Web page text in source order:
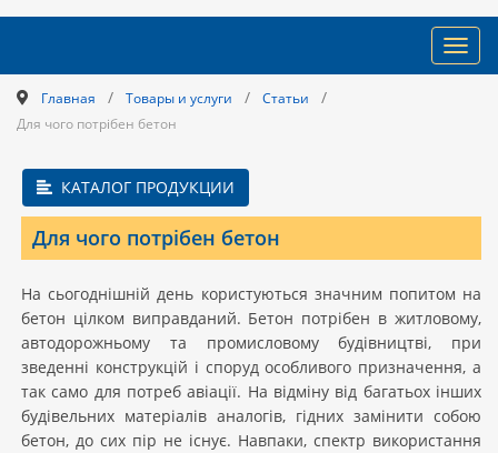
Главная / Товары и услуги / Статьи /
Для чого потрібен бетон
КАТАЛОГ ПРОДУКЦИИ
Для чого потрібен бетон
На сьогоднішній день користуються значним попитом на
бетон цілком виправданий. Бетон потрібен в житловому,
автодорожньому та промисловому будівництві, при
зведенні конструкцій і споруд особливого призначення, а
так само для потреб авіації. На відміну від багатьох інших
будівельних матеріалів аналогів, гідних замінити собою
бетон, до сих пір не існує. Навпаки, спектр використання